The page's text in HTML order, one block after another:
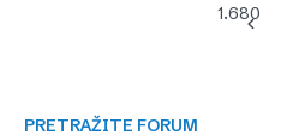
1.680
PRETRAŽITE FORUM